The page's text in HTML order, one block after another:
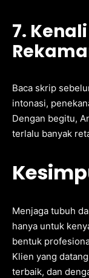
7.
Baca skrip
intonasi,
Dengan begitu,
terlalu banyak
Menjaga tubuh
hanya untuk
bentuk
Klien yang
terbaik, dan